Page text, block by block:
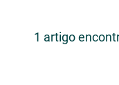
1 artigo